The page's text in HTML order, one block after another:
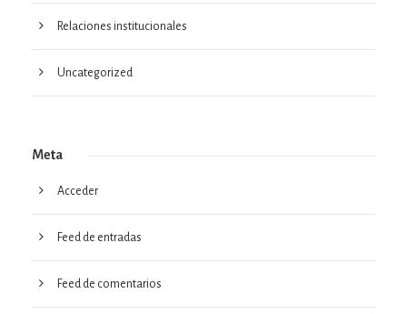
Relaciones institucionales
Uncategorized
Meta
Acceder
Feed de entradas
Feed de comentarios